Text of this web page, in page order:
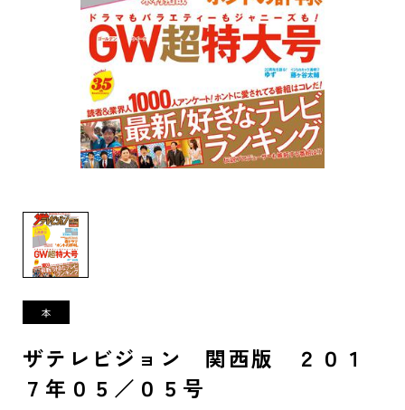
ザテレビジョン 関西版 ２０１
７年０５／０５号